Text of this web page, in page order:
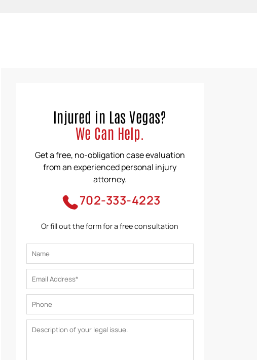
Injured in Las Vegas?
We Can Help.
Get a free, no-obligation case evaluation
from an experienced personal injury
attorney.
702-333-4223
Or fill out the form for a free consultation